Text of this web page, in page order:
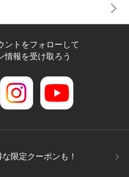
ントをフォローして
情報を受け取ろう
限定クーポンも！